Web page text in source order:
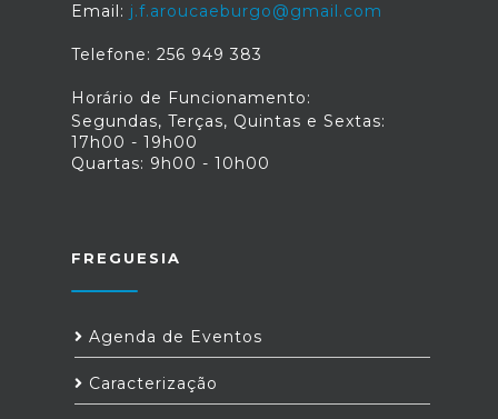
Email: j.f.aroucaeburgo@gmail.com
Telefone: 256 949 383
Horário de Funcionamento:
Segundas, Terças, Quintas e Sextas:
17h00 - 19h00
Quartas: 9h00 - 10h00
FREGUESIA
Agenda de Eventos
Caracterização